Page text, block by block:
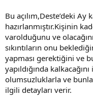
Bu açılım,Deste’deki
hazırlanmıştır.Kişinin
varolduğunu ve
sıkıntıların onu
yapması gerektiğini ve
yapıldığında
olumsuzluklarla ve
ilgili detayları verir.